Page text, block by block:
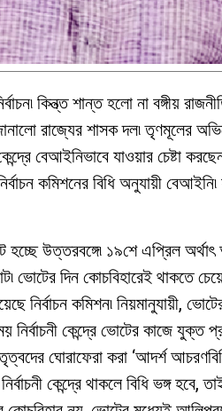
কিন্ত্ত শান্ত হলো না বঙ্গীয়
রাজ্যের শাসক দল৷ তৃণমূলের
বেআইনিভাবে যাওয়ার চেষ্টা
কমিশনের বিধি অনুযায়ী
উত্তরবঙ্গে৷ ১৯শে এপ্রিল
দিন কোচবিহারেই থাকতে
নির্বাচন কমিশন৷ নিয়মানুযায়ী, ভোটের
নির্বাচনী কেন্দ্রে ভোটের কাজে যুক্ত
ঘোরাফেরা করা ‘আদর্শ
কেন্দ্রে থাকলে বিধি ভঙ্গ হবে,